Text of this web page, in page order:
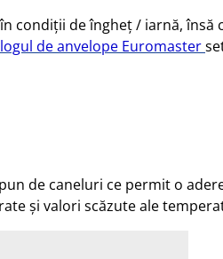
condiții de îngheț / iarnă,
de anvelope Euromaster
de caneluri ce permit o
și valori scăzute ale